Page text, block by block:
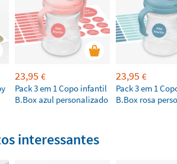
23,95 €
Pack 3 em 1 Copo infantil
B.Box azul personalizado
23,95 €
Pack 3 em 1
B.Box rosa
interessantes